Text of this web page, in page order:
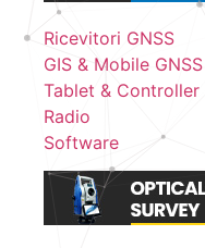
Ricevitori GNSS
GIS & Mobile GNSS
Tablet & Controller
Radio
Software